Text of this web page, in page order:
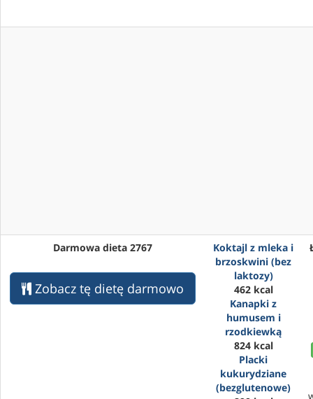
Darmowa dieta 2767
Zobacz tę dietę darmowo
Koktajl z mleka i
brzoskwini (bez
laktozy)
462 kcal
Kanapki z
humusem i
rzodkiewką
824 kcal
Placki
kukurydziane
(bezglutenowe)